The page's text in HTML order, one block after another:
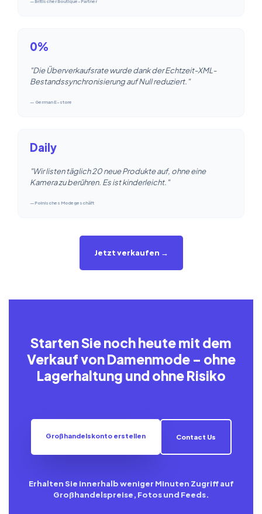
0%
"Die Überverkaufsrate wurde dank der Echtzeit-XML-
Bestandssynchronisierung auf Null reduziert."
— German E-store
Daily
"Wir listen täglich 20 neue Produkte auf, ohne eine
Kamera zu berühren. Es ist kinderleicht."
—Polnisches Modegeschäft
Jetzt verkaufen →
Starten Sie noch heute mit dem
Verkauf von Damenmode – ohne
Lagerhaltung und ohne Risiko
Großhandelskonto erstellen Contact Us
Erhalten Sie innerhalb weniger Minuten Zugriff auf
Großhandelspreise, Fotos und Feeds.